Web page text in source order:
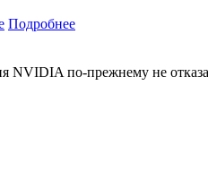
Подробнее
по-прежнему не